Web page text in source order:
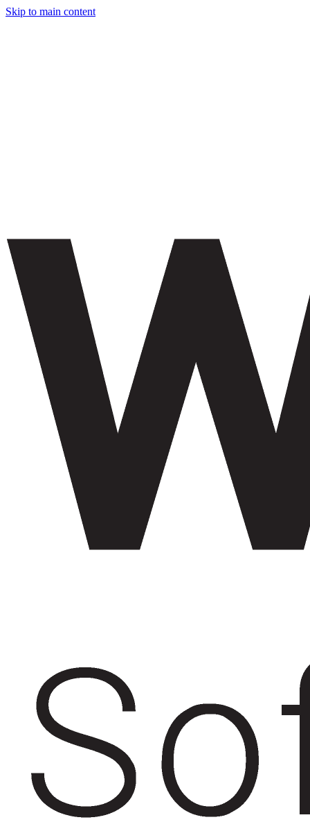
Skip to main content